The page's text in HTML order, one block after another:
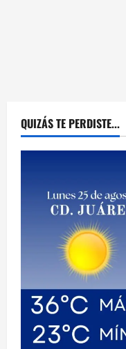
QUIZÁS TE PERDISTE...